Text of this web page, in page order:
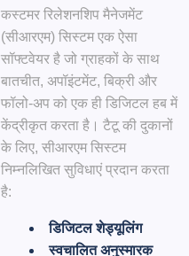
कस्टमर रिलेशनशिप मैनेजमेंट
(सीआरएम) सिस्टमएक ऐसा
सॉफ्टवेयर है जो ग्राहकों के साथ
बातचीत, अपॉइंटमेंट, बिक्री और
फॉलो-अप को एक ही डिजिटल हब में
केंद्रीकृत करता है। टैटू की दुकानों
के लिए, सीआरएम सिस्टम
निम्नलिखित सुविधाएं प्रदान करता
है:
डिजिटल शेड्यूलिंग
स्वचालित अनुस्मारक